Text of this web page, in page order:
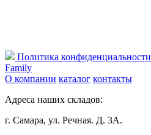
Политика конфиденциальности
Family
О компании каталог контакты
Адреса наших складов:
г. Самара, ул. Речная. Д. 3А.